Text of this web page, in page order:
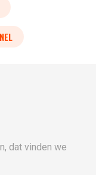
dat vinden we